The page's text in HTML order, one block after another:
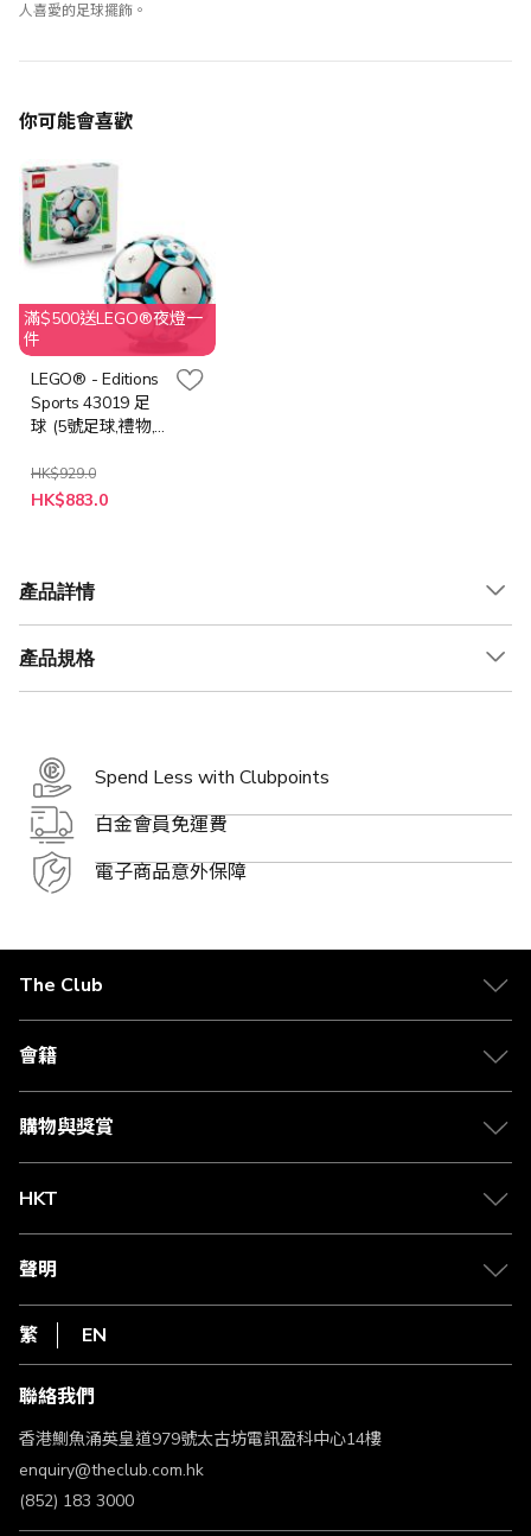
人喜愛的足球擺飾。
你可能會喜歡
滿$500送LEGO®夜燈一
件
LEGO® - Editions
Sports 43019 足
球 (5號足球,禮物,
HK$929.0
特
HK$883.0
產品詳情
產品規格
Spend Less with Clubpoints
白金會員免運費
電子商品意外保障
The Club
關於 The Club
合作夥伴
媒體中心
會籍
會籍及專屬禮遇
賺取積分
購物與獎賞
物流與配送
Club Shopping 商品領取站
常見問題
HKT
csl.
1010
HKT
聲明
私隱聲明
使用條款
條款及細則
不歧視及不騷擾聲明
認可牌照及通告
繁 EN
聯絡我們
香港鰂魚涌英皇道979號太古坊電訊盈科中心14樓
enquiry@theclub.com.hk
(852) 183 3000